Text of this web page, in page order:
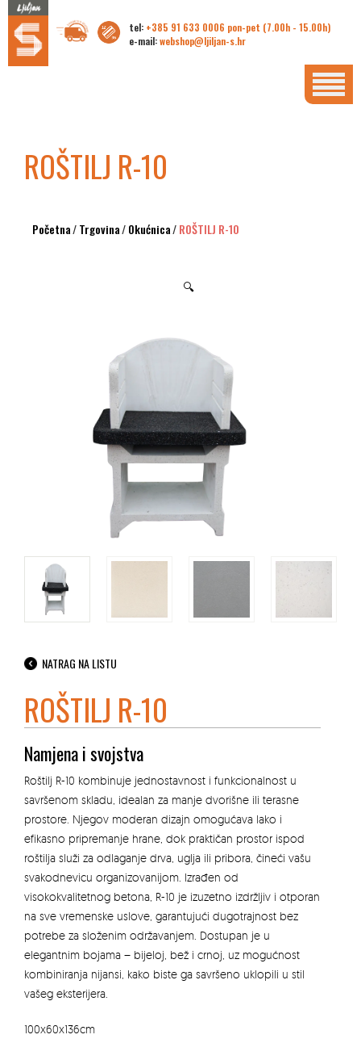
tel: +385 91 633 0006 pon-pet (7.00h - 15.00h)
e-mail:webshop@ljiljan-s.hr
ROŠTILJ R-10
Početna/Trgovina/Okućnica/ROŠTILJ R-10
🔍
NATRAG NA LISTU
ROŠTILJ R-10
Namjena i svojstva
Roštilj R-10 kombinuje jednostavnost i funkcionalnost u
savršenom skladu, idealan za manje dvorišne ili terasne
prostore. Njegov moderan dizajn omogućava lako i
efikasno pripremanje hrane, dok praktičan prostor ispod
roštilja služi za odlaganje drva, uglja ili pribora, čineći vašu
svakodnevicu organizovanijom. Izrađen od
visokokvalitetnog betona, R-10 je izuzetno izdržljiv i otporan
na sve vremenske uslove, garantujući dugotrajnost bez
potrebe za složenim održavanjem. Dostupan je u
elegantnim bojama – bijeloj, bež i crnoj, uz mogućnost
kombiniranja nijansi, kako biste ga savršeno uklopili u stil
vašeg eksterijera.
100x60x136cm